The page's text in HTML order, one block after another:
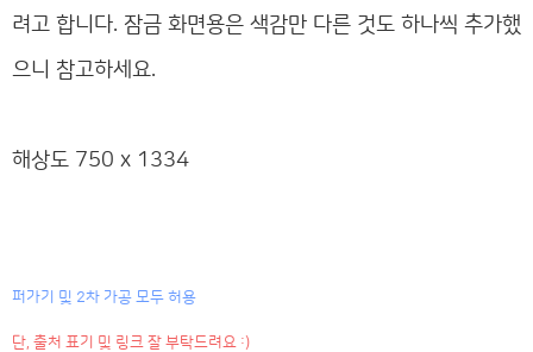
려고 합니다. 잠금 화면용은 색감만 다른 것도 하나씩 추가했
으니 참고하세요.
해상도 750 x 1334
퍼가기 및 2차 가공 모두 허용
단, 출처 표기 및 링크 잘 부탁드려요 :)